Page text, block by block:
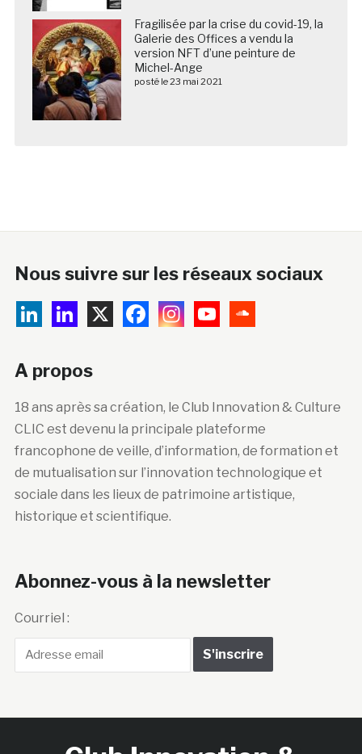
Fragilisée par la crise du covid-19, la
Galerie des Offices a vendu la
version NFT d’une peinture de
Michel-Ange
posté le 23 mai 2021
Nous suivre sur les réseaux sociaux
A propos
18 ans après sa création, le Club Innovation & Culture
CLIC est devenu la principale plateforme
francophone de veille, d’information, de formation et
de mutualisation sur l’innovation technologique et
sociale dans les lieux de patrimoine artistique,
historique et scientifique.
Abonnez-vous à la newsletter
Courriel :